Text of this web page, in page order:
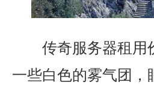
传奇服务器租用
一些白色的雾气团，